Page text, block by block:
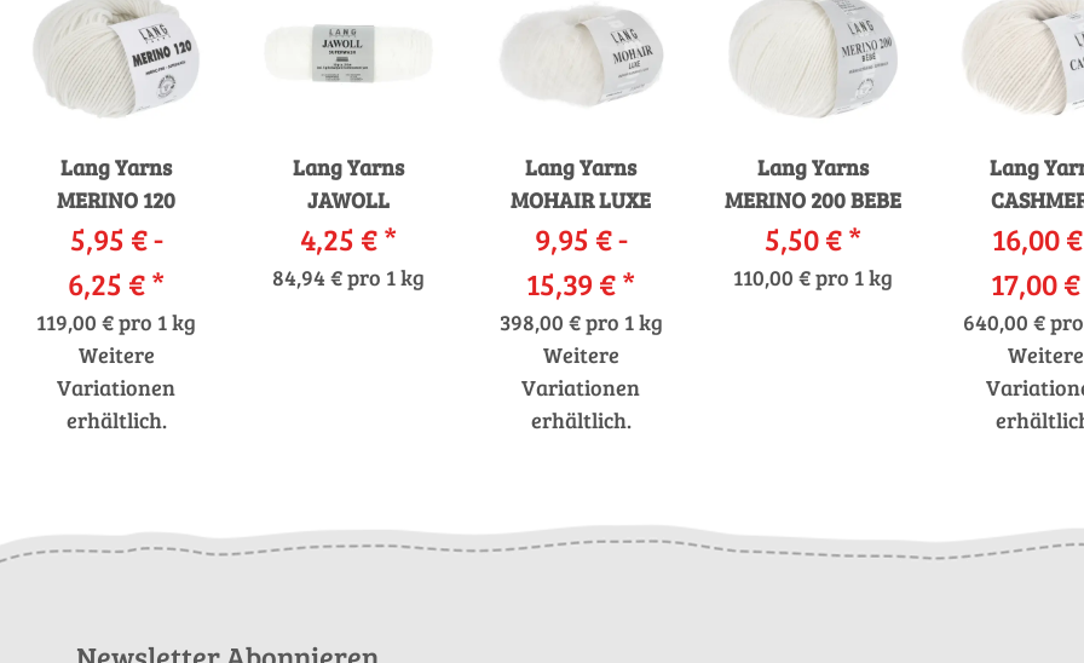
Lang Yarns
MERINO 120
5,95 € -
6,25 €*
119,00 € pro 1 kg
Weitere
Variationen
erhältlich.
Lang Yarns
JAWOLL
4,25 €*
84,94 € pro 1 kg
Lang Yarns
MOHAIR LUXE
9,95 € -
15,39 €*
398,00 € pro 1 kg
Weitere
Variationen
erhältlich.
Lang Yarns
MERINO 200 BEBE
5,50 €*
110,00 € pro 1 kg
Lang
16,00
17,00 €
640,00 €
Weitere